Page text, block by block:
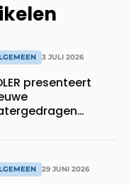
3 JULI 2026
presenteert
29 JUNI 2026